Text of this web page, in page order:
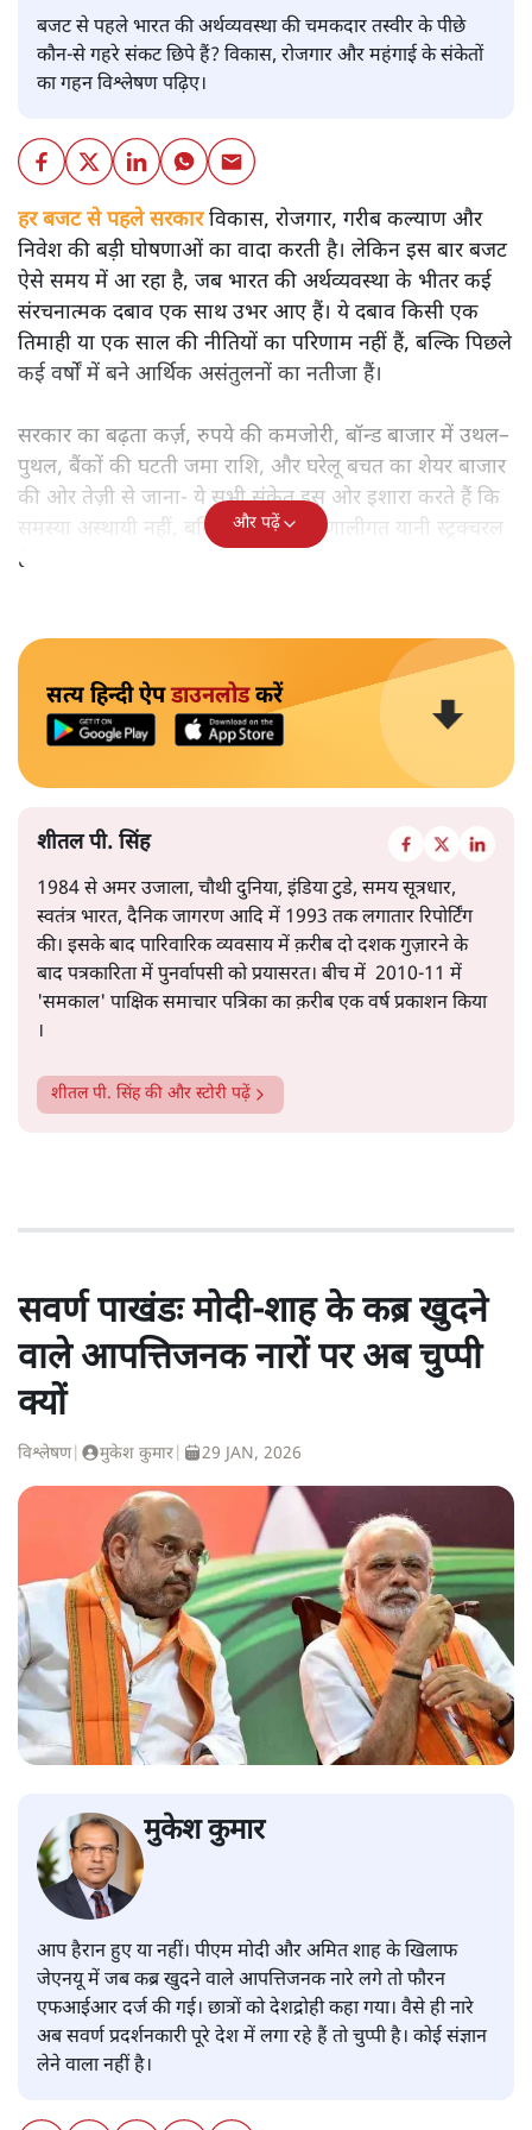
बजट से पहले भारत की अर्थव्यवस्था की चमकदार तस्वीर के पीछे
कौन-से गहरे संकट छिपे हैं? विकास, रोजगार और महंगाई के संकेतों
का गहन विश्लेषण पढ़िए।
हर बजट से पहले सरकारविकास, रोजगार, गरीब कल्याण और
निवेश की बड़ी घोषणाओं का वादा करती है। लेकिन इस बार बजट
ऐसे समय में आ रहा है, जब भारत की अर्थव्यवस्था के भीतर कई
संरचनात्मक दबाव एक साथ उभर आए हैं। ये दबाव किसी एक
तिमाही या एक साल की नीतियों का परिणाम नहीं हैं, बल्कि पिछले
कई वर्षों में बने आर्थिक असंतुलनों का नतीजा हैं।
सरकार का बढ़ता कर्ज़, रुपये की कमजोरी, बॉन्ड बाजार में उथल–
पुथल, बैंकों की घटती जमा राशि, और घरेलू बचत का शेयर बाजार
की ओर तेज़ी से जाना- ये सभी संकेत इस ओर इशारा करते हैं कि
समस्या अस्थायी नहीं, बल्कि गहरी और प्रणालीगत यानी स्ट्रक्चरल
है।
और पढ़ें
सत्य हिन्दी ऐपडाउनलोडकरें
शीतल पी. सिंह
1984 से अमर उजाला, चौथी दुनिया, इंडिया टुडे, समय सूत्रधार,
स्वतंत्र भारत, दैनिक जागरण आदि में 1993 तक लगातार रिपोर्टिंग
की। इसके बाद पारिवारिक व्यवसाय में क़रीब दो दशक गुज़ारने के
बाद पत्रकारिता में पुनर्वापसी को प्रयासरत। बीच में 2010-11 में
'समकाल' पाक्षिक समाचार पत्रिका का क़रीब एक वर्ष प्रकाशन किया
।
शीतल पी. सिंहकी और स्टोरी पढ़ें
सवर्ण पाखंडः मोदी-शाह के कब्र खुदने
वाले आपत्तिजनक नारों पर अब चुप्पी
क्यों
विश्लेषण| मुकेश कुमार 29 JAN, 2026
मुकेश कुमार
आप हैरान हुए या नहीं। पीएम मोदी और अमित शाह के खिलाफ
जेएनयू में जब कब्र खुदने वाले आपत्तिजनक नारे लगे तो फौरन
एफआईआर दर्ज की गई। छात्रों को देशद्रोही कहा गया। वैसे ही नारे
अब सवर्ण प्रदर्शनकारी पूरे देश में लगा रहे हैं तो चुप्पी है। कोई संज्ञान
लेने वाला नहीं है।